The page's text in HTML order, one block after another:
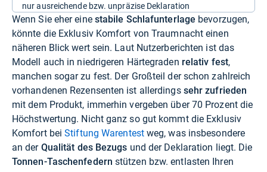
nur ausreichende bzw. unpräzise Deklaration
Wenn Sie eher eine stabile Schlafunterlage bevorzugen,
könnte die Exklusiv Komfort von Traumnacht einen
näheren Blick wert sein. Laut Nutzerberichten ist das
Modell auch in niedrigeren Härtegraden relativ fest,
manchen sogar zu fest. Der Großteil der schon zahlreich
vorhandenen Rezensenten ist allerdings sehr zufrieden
mit dem Produkt, immerhin vergeben über 70 Prozent die
Höchstwertung. Nicht ganz so gut kommt die Exklusiv
Komfort beiStiftung Warentestweg, was insbesondere
an der Qualität des Bezugs und der Deklaration liegt. Die
Tonnen-Taschenfedern stützen bzw. entlasten Ihren